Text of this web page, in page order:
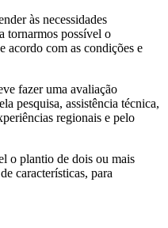
às necessidades
tornarmos possível o
acordo com as condições e
fazer uma avaliação
pesquisa, assistência técnica,
regionais e pelo
o plantio de dois ou mais
características, para